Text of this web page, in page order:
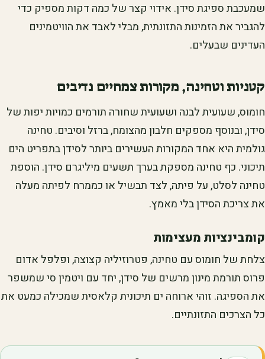
שמעכבת ספיגת סידן. אידוי קצר של כמה דקות מספיק כדי
להגביר את הזמינות התזונתית, מבלי לאבד את הוויטמינים
העדינים שבעלים.
קטניות וטחינה, מקורות צמחיים נדיבים
חומוס, שעועית לבנה ושעועית שחורה תורמים כמויות יפות של
סידן, ובנוסף מספקים חלבון מהצומח, ברזל וסיבים. טחינה
גולמית היא אחד המקורות העשירים ביותר לסידן בתפריט הים
תיכוני. כף טחינה מספקת בערך תשעים מיליגרם סידן. הוספת
טחינה לסלט, על פיתה, לצד תבשיל או כממרח לפיתה מעלה
את צריכת הסידן בלי מאמץ.
קומבינציות מעצימות
צלחת של חומוס עם טחינה, פטרוזיליה קצוצה, ופלפל אדום
פרוס תורמת מינון מרשים של סידן, יחד עם ויטמין סי שמשפר
את הספיגה. זוהי ארוחה ים תיכונית קלאסית שמכילה כמעט את
כל הצרכים התזונתיים.